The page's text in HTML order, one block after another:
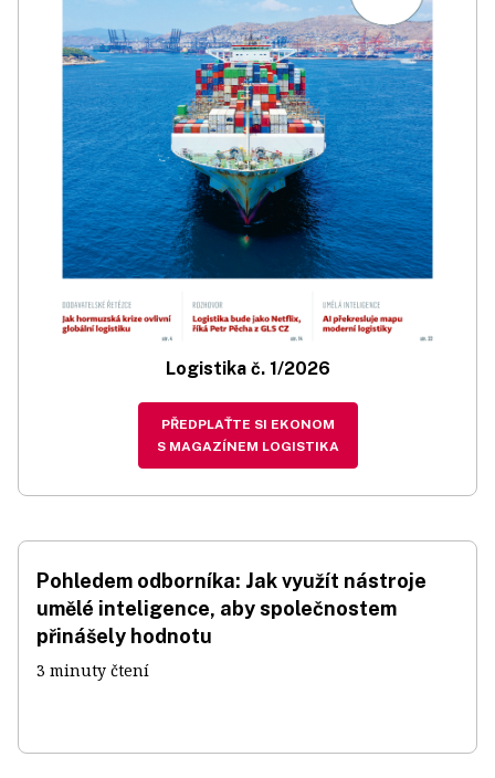
Logistika č. 1/2026
PŘEDPLAŤTE SI EKONOM
S MAGAZÍNEM LOGISTIKA
Pohledem odborníka: Jak využít nástroje
umělé inteligence, aby společnostem
přinášely hodnotu
3 minuty čtení